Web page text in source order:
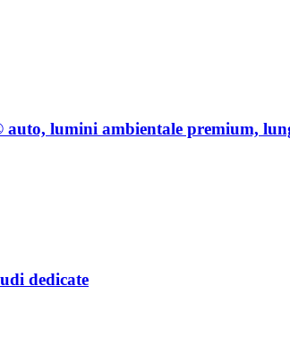
lumini ambientale premium,
dedicate